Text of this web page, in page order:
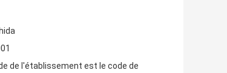
de l'établissement est le code de